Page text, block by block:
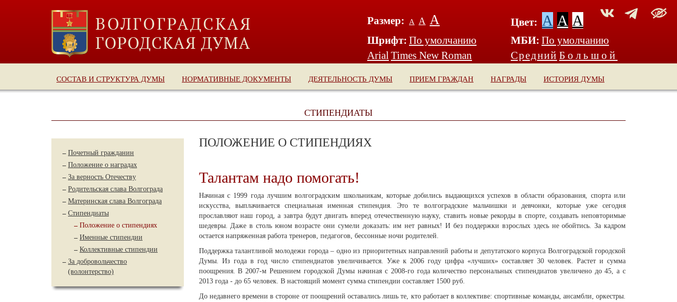
Размер: А А А Цвет: A A A
Шрифт: По умолчанию
ArialTimes New Roman
МБИ: По умолчанию
Средний Большой
СОСТАВ И СТРУКТУРА ДУМЫ НОРМАТИВНЫЕ ДОКУМЕНТЫ ДЕЯТЕЛЬНОСТЬ ДУМЫ ПРИЕМ ГРАЖДАН НАГРАДЫ ИСТОРИЯ ДУМЫ
СТИПЕНДИАТЫ
Почетный гражданин
Положение о наградах
За верность Отечеству
Родительская слава Волгограда
Материнская слава Волгограда
Стипендиаты
Положение о стипендиях
Именные стипендии
Коллективные стипендии
За добровольчество
(волонтерство)
ПОЛОЖЕНИЕ О СТИПЕНДИЯХ
Талантам надо помогать!
Начиная с 1999 года лучшим волгоградским школьникам, которые добились выдающихся успехов в области образования, спорта или
искусства, выплачивается специальная именная стипендия. Это те волгоградские мальчишки и девчонки, которые уже сегодня
прославляют наш город, а завтра будут двигать вперед отечественную науку, ставить новые рекорды в спорте, создавать неповторимые
шедевры. Даже в столь юном возрасте они сумели доказать: им нет равных! И без поддержки взрослых здесь не обойтись. За кадром
остается напряженная работа тренеров, педагогов, бессонные ночи родителей.
Поддержка талантливой молодежи города – одно из приоритетных направлений работы и депутатского корпуса Волгоградской городской
Думы. Из года в год число стипендиатов увеличивается. Уже к 2006 году цифра «лучших» составляет 30 человек. Растет и сумма
поощрения. В 2007-м Решением городской Думы начиная с 2008-го года количество персональных стипендиатов увеличено до 45, а с
2013 года - до 65 человек. В настоящий момент сумма стипендии составляет 1500 руб.
До недавнего времени в стороне от поощрений оставались лишь те, кто работает в коллективе: спортивные команды, ансамбли, оркестры.